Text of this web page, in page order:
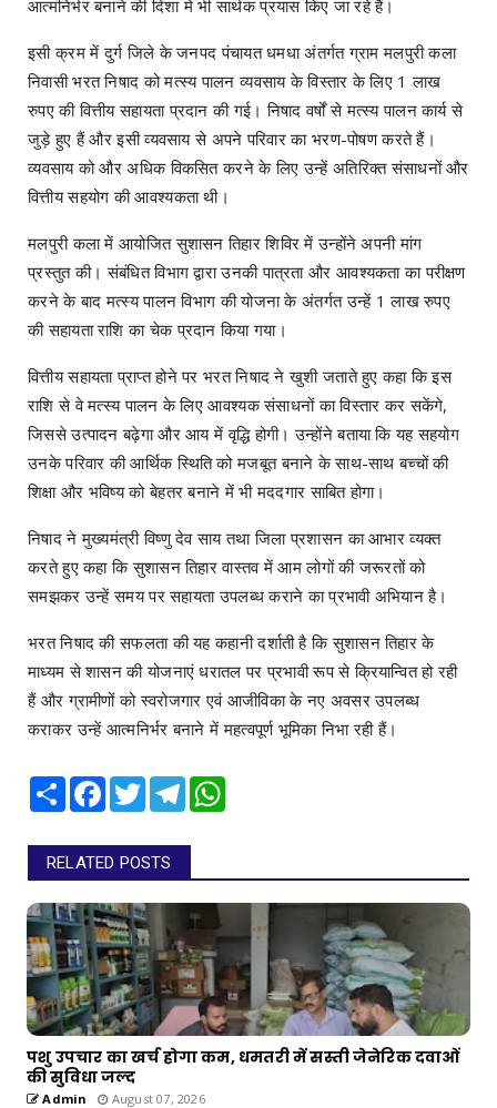
आत्मनिर्भर बनाने की दिशा में भी सार्थक प्रयास किए जा रहे हैं।
इसी क्रम में दुर्ग जिले के जनपद पंचायत धमधा अंतर्गत ग्राम मलपुरी कला
निवासी भरत निषाद को मत्स्य पालन व्यवसाय के विस्तार के लिए 1 लाख
रुपए की वित्तीय सहायता प्रदान की गई। निषाद वर्षों से मत्स्य पालन कार्य से
जुड़े हुए हैं और इसी व्यवसाय से अपने परिवार का भरण-पोषण करते हैं।
व्यवसाय को और अधिक विकसित करने के लिए उन्हें अतिरिक्त संसाधनों और
वित्तीय सहयोग की आवश्यकता थी।
मलपुरी कला में आयोजित सुशासन तिहार शिविर में उन्होंने अपनी मांग
प्रस्तुत की। संबंधित विभाग द्वारा उनकी पात्रता और आवश्यकता का परीक्षण
करने के बाद मत्स्य पालन विभाग की योजना के अंतर्गत उन्हें 1 लाख रुपए
की सहायता राशि का चेक प्रदान किया गया।
वित्तीय सहायता प्राप्त होने पर भरत निषाद ने खुशी जताते हुए कहा कि इस
राशि से वे मत्स्य पालन के लिए आवश्यक संसाधनों का विस्तार कर सकेंगे,
जिससे उत्पादन बढ़ेगा और आय में वृद्धि होगी। उन्होंने बताया कि यह सहयोग
उनके परिवार की आर्थिक स्थिति को मजबूत बनाने के साथ-साथ बच्चों की
शिक्षा और भविष्य को बेहतर बनाने में भी मददगार साबित होगा।
निषाद ने मुख्यमंत्री विष्णु देव साय तथा जिला प्रशासन का आभार व्यक्त
करते हुए कहा कि सुशासन तिहार वास्तव में आम लोगों की जरूरतों को
समझकर उन्हें समय पर सहायता उपलब्ध कराने का प्रभावी अभियान है।
भरत निषाद की सफलता की यह कहानी दर्शाती है कि सुशासन तिहार के
माध्यम से शासन की योजनाएं धरातल पर प्रभावी रूप से क्रियान्वित हो रही
हैं और ग्रामीणों को स्वरोजगार एवं आजीविका के नए अवसर उपलब्ध
कराकर उन्हें आत्मनिर्भर बनाने में महत्वपूर्ण भूमिका निभा रही हैं।
Share Facebook
TwitterTelegram
RELATED POSTS
पशु उपचार का खर्च होगा कम, धमतरी में सस्ती जेनेरिक दवाओं
की सुविधा जल्द
Admin August 07, 2026